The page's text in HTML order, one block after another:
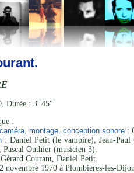
Durée : 3' 45''
:
montage, conception sonore :
: Daniel Petit (le vampire), Jean-
Outhier (musicien 3).
Gérard Courant, Daniel Petit.
novembre 1970 à Plombières-les-